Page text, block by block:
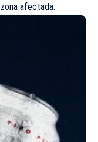
afectada.